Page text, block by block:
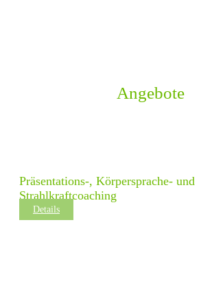
Angebote
Präsentations-, Körpersprache- und
Strahlkraftcoaching
Details